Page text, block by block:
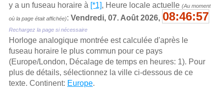
y a un fuseau horaire à [*1], Heure locale actuelle (Au moment
où la page était affichée): Vendredi, 07. Août 2026, 08:46:57
Rechargez la page si nécessaire
Horloge analogique montrée est calculée d'aprѐs le
fuseau horaire le plus commun pour ce pays
(Europe/London, Décalage de temps en heures: 1). Pour
plus de détails, sélectionnez la ville ci-dessous de ce
texte. Continent: Europe.